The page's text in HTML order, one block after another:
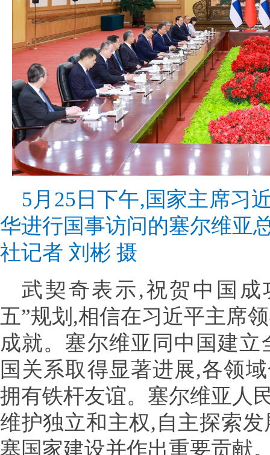
5月25日下午,国家主席习
华进行国事访问的塞尔维亚
社记者 刘彬 摄
武契奇表示,祝贺中国
五”规划,相信在习近平主席
成就。塞尔维亚同中国建
国关系取得显著进展,各领
拥有铁杆友谊。塞尔维亚人
维护独立和主权,自主探索
塞国家建设并作出重要贡献